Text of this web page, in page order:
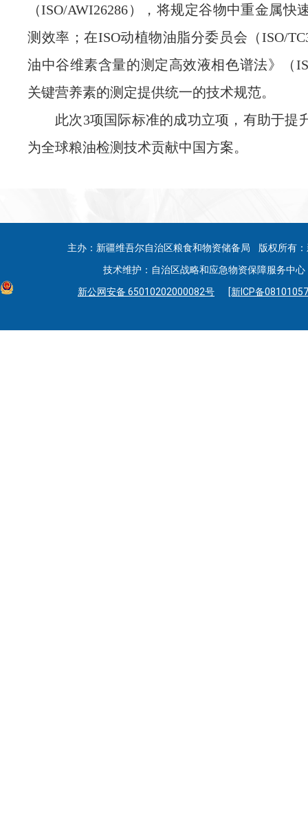
（ISO/AWI26286），将规定谷物中重金属
测效率；在ISO动植物油脂分委员会（ISO/
油中谷维素含量的测定高效液相色谱法》（
关键营养素的测定提供统一的技术规范。
此次3项国际标准的成功立项，有助于提
为全球粮油检测技术贡献中国方案。
主办：新疆维吾尔自治区粮食和物资储备局 版权所有
技术维护：自治区战略和应急物资保障服务中
新公网安备 65010202000082号
[新ICP备